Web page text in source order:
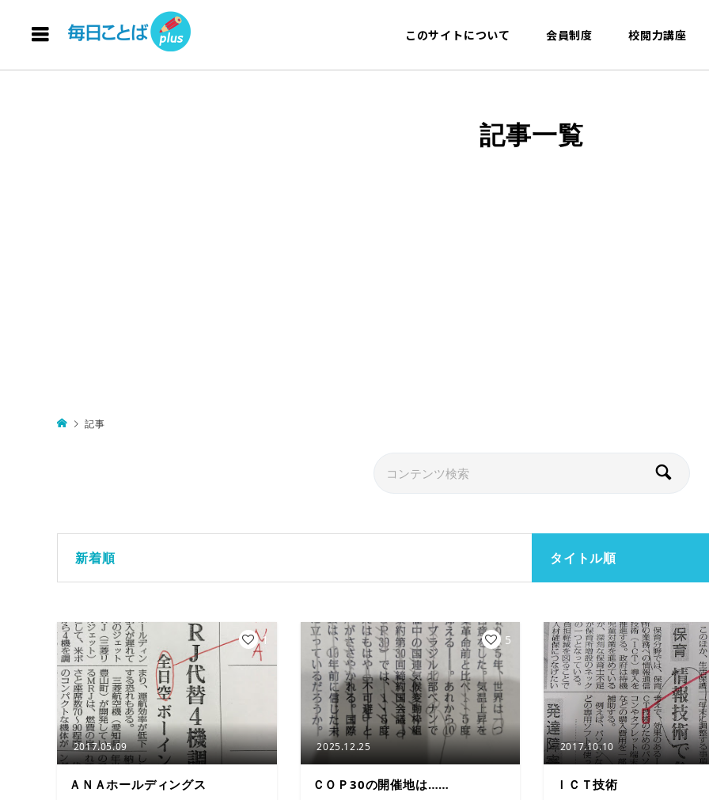
このサイトについて 会員制度 校閲力講座
記事一覧
記事
新着順 タイトル順
2017.05.09
ＡＮＡホールディングス
1
2025.12.25
ＣＯＰ30の開催地は……
5
2017.10.10
ＩＣＴ技術